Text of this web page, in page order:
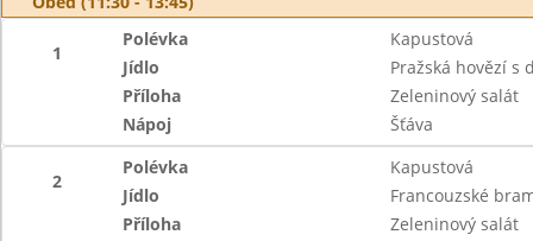
1
Polévka
Kapustová
Jídlo
Pražská hovězí s
Příloha
Zeleninový salát
Nápoj
Šťáva
2
Polévka
Kapustová
Jídlo
Francouzské
Příloha
Zeleninový salát